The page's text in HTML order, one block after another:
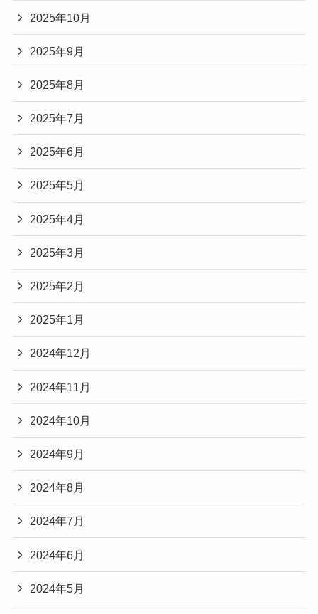
2025年10月
2025年9月
2025年8月
2025年7月
2025年6月
2025年5月
2025年4月
2025年3月
2025年2月
2025年1月
2024年12月
2024年11月
2024年10月
2024年9月
2024年8月
2024年7月
2024年6月
2024年5月